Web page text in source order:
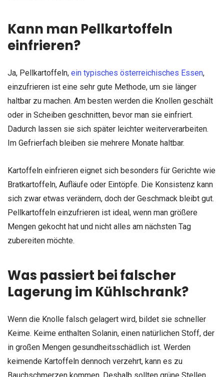
Kann man Pellkartoffeln
einfrieren?
Ja, Pellkartoffeln, ein typisches österreichisches Essen,
einzufrieren ist eine sehr gute Methode, um sie länger
haltbar zu machen. Am besten werden die Knollen geschält
oder in Scheiben geschnitten, bevor man sie einfriert.
Dadurch lassen sie sich später leichter weiterverarbeiten.
Im Gefrierfach bleiben sie mehrere Monate haltbar.
Kartoffeln einfrieren eignet sich besonders für Gerichte wie
Bratkartoffeln, Aufläufe oder Eintöpfe. Die Konsistenz kann
sich zwar etwas verändern, doch der Geschmack bleibt gut.
Pellkartoffeln einzufrieren ist ideal, wenn man größere
Mengen gekocht hat und nicht alles am nächsten Tag
zubereiten möchte.
Was passiert bei falscher
Lagerung im Kühlschrank?
Wenn die Knolle falsch gelagert wird, bildet sie schneller
Keime. Keime enthalten Solanin, einen natürlichen Stoff, der
in großen Mengen gesundheitsschädlich ist. Werden
keimende Kartoffeln dennoch verzehrt, kann es zu